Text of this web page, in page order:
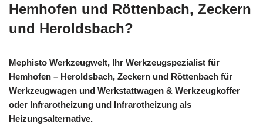
Hemhofen und Röttenbach, Zeckern
und Heroldsbach?
Mephisto Werkzeugwelt, Ihr Werkzeugspezialist für
Hemhofen – Heroldsbach, Zeckern und Röttenbach für
Werkzeugwagen und Werkstattwagen & Werkzeugkoffer
oder Infrarotheizung und Infrarotheizung als
Heizungsalternative.